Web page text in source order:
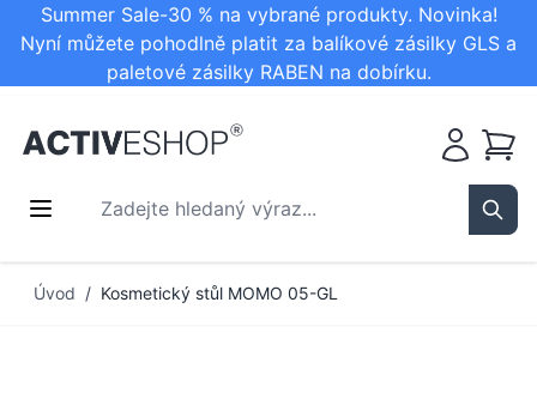
Summer Sale-30 % na vybrané produkty. Novinka!
Nyní můžete pohodlně platit za balíkové zásilky GLS a
paletové zásilky RABEN na dobírku.
Zadejte hledaný výraz...
Košík
Úvod / Kosmetický stůl MOMO 05-GL